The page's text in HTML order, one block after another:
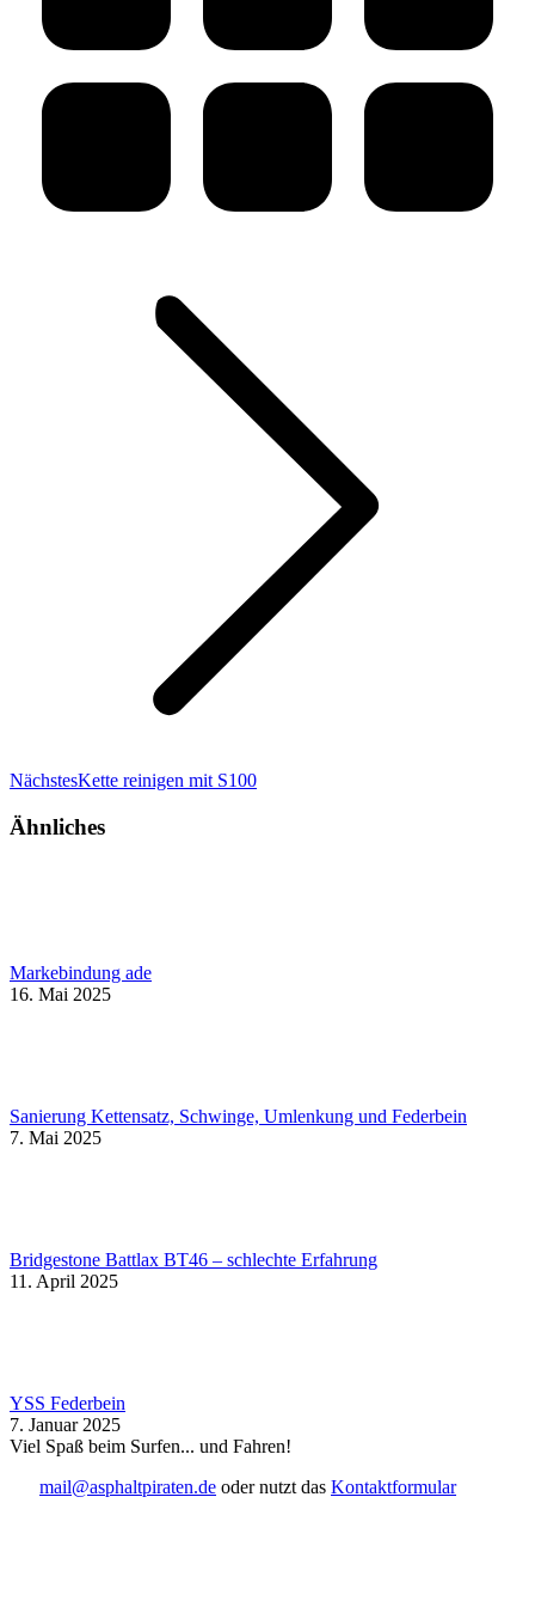
NächstesNächster
Kette reinigen mit S100
Ähnliches
Markebindung ade
16. Mai 2025
Sanierung Kettensatz, Schwinge, Umlenkung und Federbein
7. Mai 2025
Bridgestone Battlax BT46 – schlechte Erfahrung
11. April 2025
YSS Federbein
7. Januar 2025
Viel Spaß beim Surfen... und Fahren!
mail@asphaltpiraten.de oder nutzt das Kontaktformular